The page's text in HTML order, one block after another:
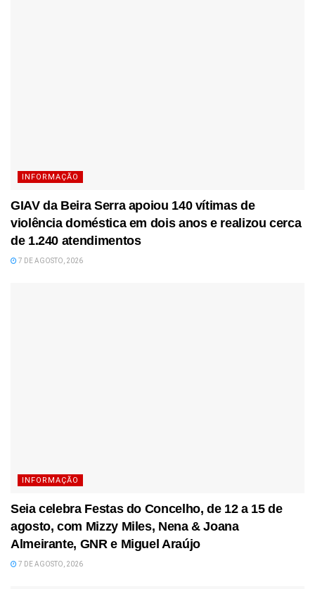
INFORMAÇÃO
GIAV da Beira Serra apoiou 140 vítimas de
violência doméstica em dois anos e realizou cerca
de 1.240 atendimentos
7 DE AGOSTO, 2026
INFORMAÇÃO
Seia celebra Festas do Concelho, de 12 a 15 de
agosto, com Mizzy Miles, Nena & Joana
Almeirante, GNR e Miguel Araújo
7 DE AGOSTO, 2026